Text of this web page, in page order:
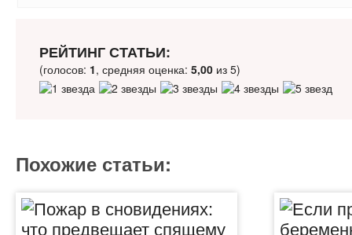
РЕЙТИНГ СТАТЬИ:
(голосов: 1, средняя оценка: 5,00из 5)
Похожие статьи: